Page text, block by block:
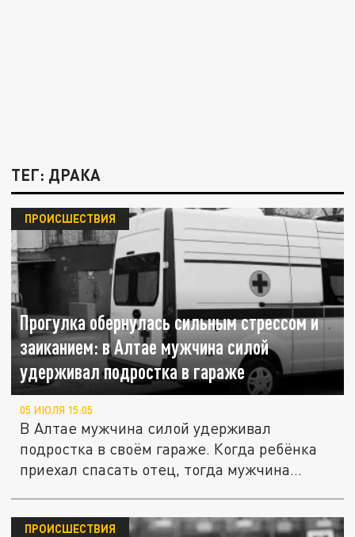
ТЕГ: ДРАКА
Прогулка обернулась сильным стрессом и
заиканием: в Алтае мужчина силой
удерживал подростка в гараже
ПРОИСШЕСТВИЯ
05 ИЮЛЯ 15:05
В Алтае мужчина силой удерживал
подростка в своём гараже. Когда ребёнка
приехал спасать отец, тогда мужчина...
ПРОИСШЕСТВИЯ